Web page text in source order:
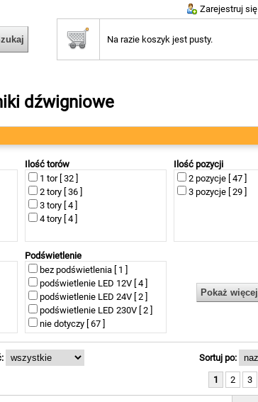
Zarejestruj się
Na razie koszyk jest pusty.
dźwigniowe
Ilość torów
1 tor [ 32 ]
2 tory [ 36 ]
3 tory [ 4 ]
4 tory [ 4 ]
Ilość pozycji
2 pozycje [ 47 ]
3 pozycje [ 29 ]
Podświetlenie
bez podświetlenia [ 1 ]
podświetlenie LED 12V [ 4 ]
podświetlenie LED 24V [ 2 ]
podświetlenie LED 230V [ 2 ]
nie dotyczy [ 67 ]
Sortuj po:
1 2 3